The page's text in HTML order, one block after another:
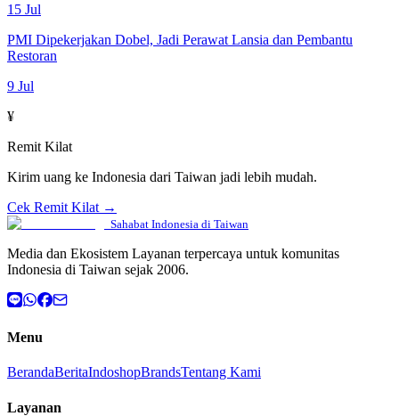
15 Jul
PMI Dipekerjakan Dobel, Jadi Perawat Lansia dan Pembantu
Restoran
9 Jul
¥
Remit Kilat
Kirim uang ke Indonesia dari Taiwan jadi lebih mudah.
Cek Remit Kilat →
Sahabat Indonesia di Taiwan
Media dan Ekosistem Layanan terpercaya untuk komunitas
Indonesia di Taiwan sejak 2006.
Menu
BerandaBeritaIndoshopBrandsTentang Kami
Layanan